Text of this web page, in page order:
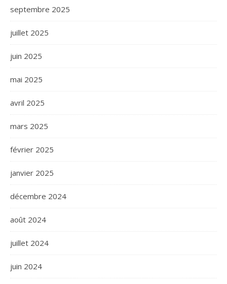
septembre 2025
juillet 2025
juin 2025
mai 2025
avril 2025
mars 2025
février 2025
janvier 2025
décembre 2024
août 2024
juillet 2024
juin 2024